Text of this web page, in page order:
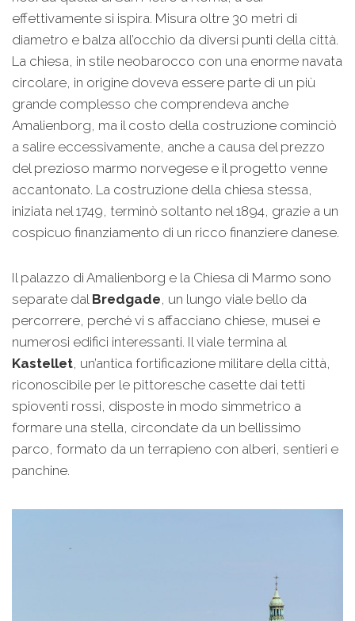
effettivamente si ispira. Misura oltre 30 metri di
diametro e balza all’occhio da diversi punti della città.
La chiesa, in stile neobarocco con una enorme navata
circolare, in origine doveva essere parte di un più
grande complesso che comprendeva anche
Amalienborg, ma il costo della costruzione cominciò
a salire eccessivamente, anche a causa del prezzo
del prezioso marmo norvegese e il progetto venne
accantonato. La costruzione della chiesa stessa,
iniziata nel 1749, terminò soltanto nel 1894, grazie a un
cospicuo finanziamento di un ricco finanziere danese.
Il palazzo di Amalienborg e la Chiesa di Marmo sono
separate dal Bredgade, un lungo viale bello da
percorrere, perché vi s affacciano chiese, musei e
numerosi edifici interessanti. Il viale termina al
Kastellet, un’antica fortificazione militare della città,
riconoscibile per le pittoresche casette dai tetti
spioventi rossi, disposte in modo simmetrico a
formare una stella, circondate da un bellissimo
parco, formato da un terrapieno con alberi, sentieri e
panchine.